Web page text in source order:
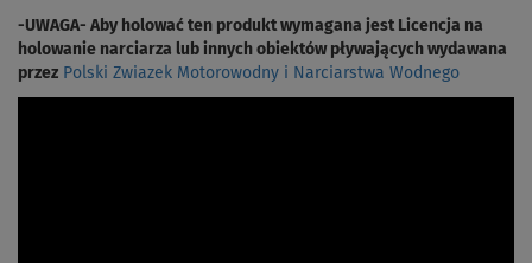
-UWAGA- Aby holować ten produkt wymagana jest Licencja na
holowanie narciarza lub innych obiektów pływających wydawana
przez Polski Zwiazek Motorowodny i Narciarstwa Wodnego